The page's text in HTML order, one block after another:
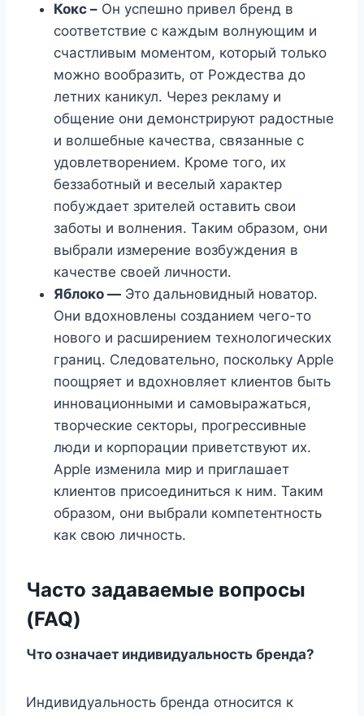
Кокс – Он успешно привел бренд в
соответствие с каждым волнующим и
счастливым моментом, который только
можно вообразить, от Рождества до
летних каникул. Через рекламу и
общение они демонстрируют радостные
и волшебные качества, связанные с
удовлетворением. Кроме того, их
беззаботный и веселый характер
побуждает зрителей оставить свои
заботы и волнения. Таким образом, они
выбрали измерение возбуждения в
качестве своей личности.
Яблоко — Это дальновидный новатор.
Они вдохновлены созданием чего-то
нового и расширением технологических
границ. Следовательно, поскольку Apple
поощряет и вдохновляет клиентов быть
инновационными и самовыражаться,
творческие секторы, прогрессивные
люди и корпорации приветствуют их.
Apple изменила мир и приглашает
клиентов присоединиться к ним. Таким
образом, они выбрали компетентность
как свою личность.
Часто задаваемые вопросы
(FAQ)
Что означает индивидуальность бренда?
Индивидуальность бренда относится к